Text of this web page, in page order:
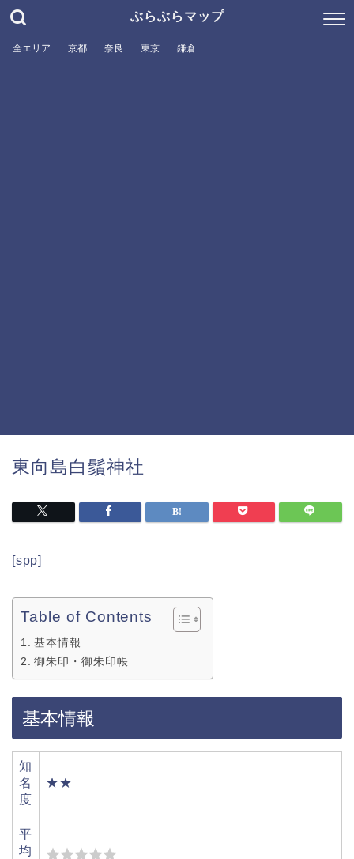
ぶらぶらマップ
全エリア 京都 奈良 東京 鎌倉
東向島白鬚神社
[spp]
Table of Contents
基本情報
御朱印・御朱印帳
基本情報
知
名
度
★★
平
均